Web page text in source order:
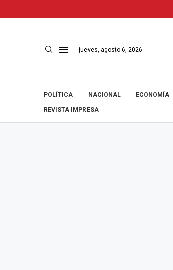
jueves, agosto 6, 2026
POLÍTICA NACIONAL ECONOMÍA
REVISTA IMPRESA